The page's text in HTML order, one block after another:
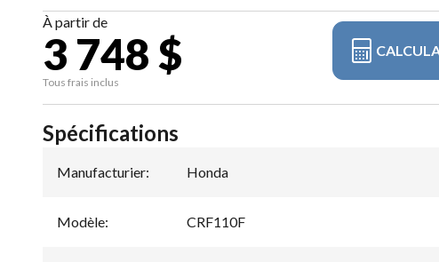
À partir de
3 748 $
Tous frais inclus
Spécifications
Manufacturier: Honda
Modèle: CRF110F